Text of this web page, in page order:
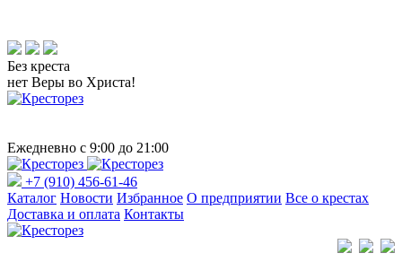
Без креста
нет Веры во Христа!
Ежедневно с 9:00 до 21:00
+7 (910) 456-61-46
Каталог Новости Избранное О предприятии Все о крестах
Доставка и оплата Контакты